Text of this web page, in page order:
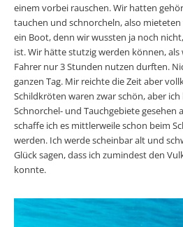
einem vorbei rauschen. Wir hatten
tauchen und schnorcheln, also
ein Boot, denn wir wussten ja noch
ist. Wir hätte stutzig werden können,
Fahrer nur 3 Stunden nutzen durften.
ganzen Tag. Mir reichte die Zeit aber
Schildkröten waren zwar schön, aber
Schnorchel- und Tauchgebiete gesehen
schaffe ich es mittlerweile schon beim
werden. Ich werde scheinbar alt und
Glück sagen, dass ich zumindest den
konnte.